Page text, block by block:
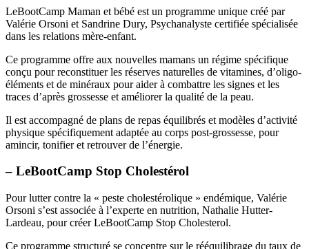
LeBootCamp Maman et bébé est un programme unique créé par
Valérie Orsoni et Sandrine Dury, Psychanalyste certifiée spécialisée
dans les relations mère-enfant.
Ce programme offre aux nouvelles mamans un régime spécifique
conçu pour reconstituer les réserves naturelles de vitamines, d’oligo-
éléments et de minéraux pour aider à combattre les signes et les
traces d’après grossesse et améliorer la qualité de la peau.
Il est accompagné de plans de repas équilibrés et modèles d’activité
physique spécifiquement adaptée au corps post-grossesse, pour
amincir, tonifier et retrouver de l’énergie.
– LeBootCamp Stop Cholestérol
Pour lutter contre la « peste cholestérolique » endémique, Valérie
Orsoni s’est associée à l’experte en nutrition, Nathalie Hutter-
Lardeau, pour créer LeBootCamp Stop Cholesterol.
Ce programme structuré se concentre sur le rééquilibrage du taux de